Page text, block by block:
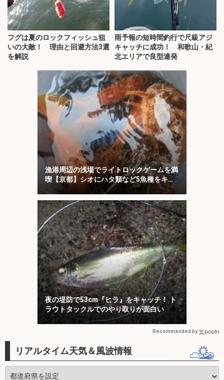
フグは夏のロックフィッシュ狙
いの大敵！ 理由と回避方法3選
を解説
雨予報の短時間釣行で尺級アジ
キャッチに成功！ 和歌山・紀
北エリアで良型連発
漁港周辺の浅場でライトロックゲームを満
喫【京都】シオにハタ類など5魚種をキャ
ッチ！
夜の堤防で53cm『ヒラ』をキャッチ！ ト
ラウトタックルでのやり取りが面白い
Recommended by
リアルタイム天気＆風波情報